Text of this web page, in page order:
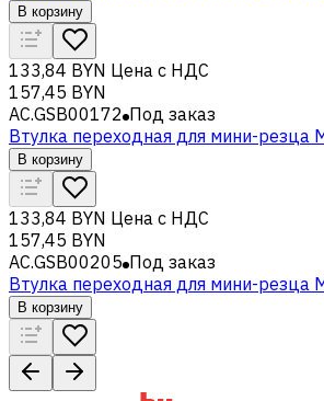
В корзину
133,84 BYN Цена с НДС
157,45 BYN
AC.GSB00172 Под заказ
Втулка переходная для мини-резца
В корзину
133,84 BYN Цена с НДС
157,45 BYN
AC.GSB00205 Под заказ
Втулка переходная для мини-резца
В корзину